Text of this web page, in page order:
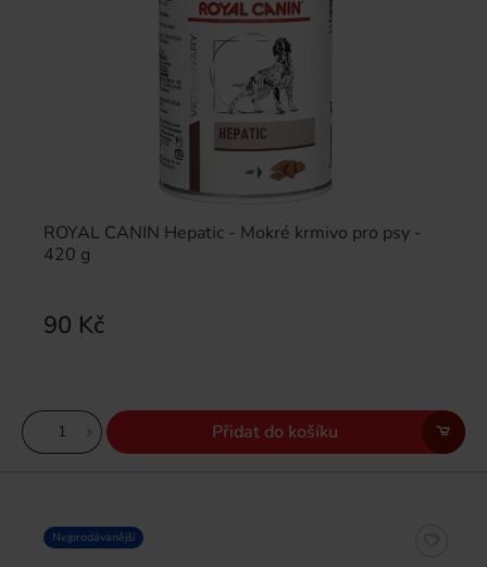
ROYAL CANIN Hepatic - Mokré krmivo pro psy -
420 g
90 Kč
Přidat do košíku
Nejprodávanější